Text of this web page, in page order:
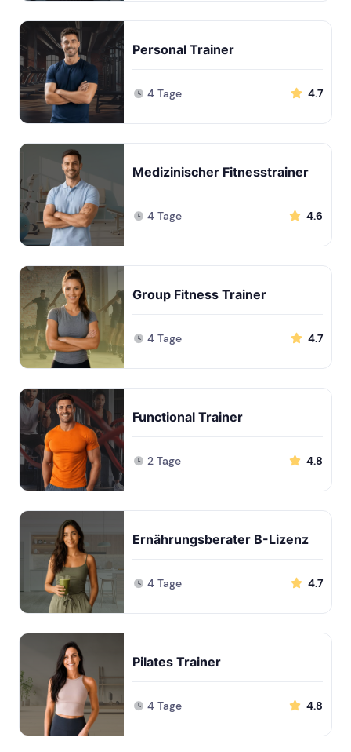
Personal Trainer
4 Tage 4.7
Medizinischer Fitnesstrainer
4 Tage 4.6
Group Fitness Trainer
4 Tage 4.7
Functional Trainer
2 Tage 4.8
Ernährungsberater B-Lizenz
4 Tage 4.7
Pilates Trainer
4 Tage 4.8